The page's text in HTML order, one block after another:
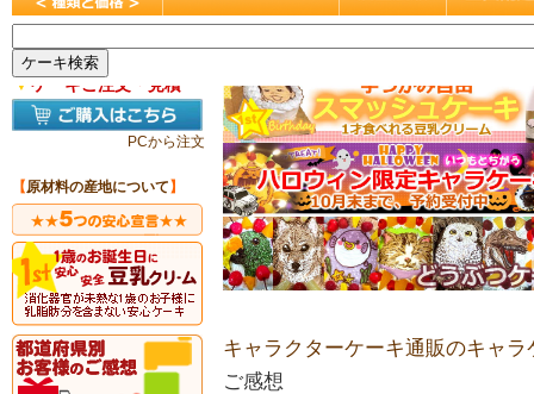
▼ケーキご注文・見積
PCから注文
【原材料の産地について 】
キャラクターケーキ通販のキャラ
ご感想